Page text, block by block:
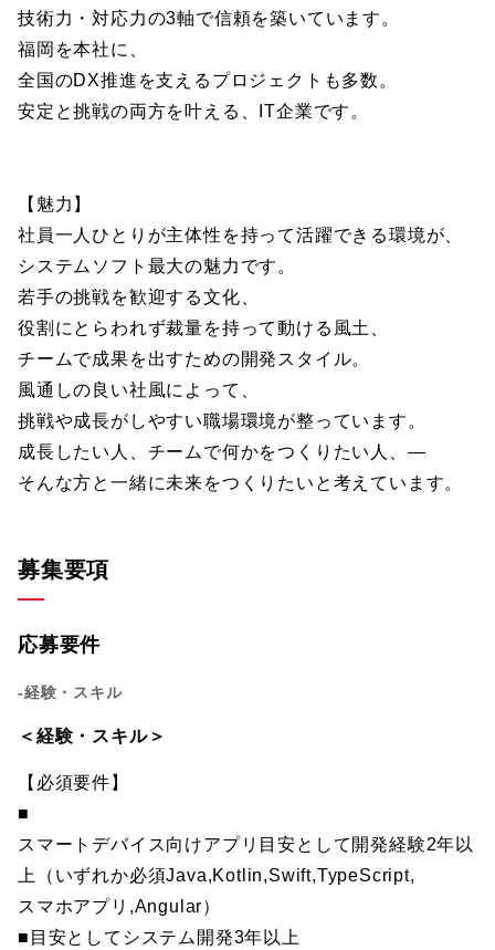
技術力・対応力の3軸で信頼を築いています。
福岡を本社に、
全国のDX推進を支えるプロジェクトも多数。
安定と挑戦の両方を叶える、IT企業です。
【魅力】
社員一人ひとりが主体性を持って活躍できる環境が、
システムソフト最大の魅力です。
若手の挑戦を歓迎する文化、
役割にとらわれず裁量を持って動ける風土、
チームで成果を出すための開発スタイル。
風通しの良い社風によって、
挑戦や成長がしやすい職場環境が整っています。
成長したい人、チームで何かをつくりたい人、―
そんな方と一緒に未来をつくりたいと考えています。
募集要項
応募要件
-経験・スキル
＜経験・スキル＞
【必須要件】
■
スマートデバイス向けアプリ目安として開発経験2年以
上（いずれか必須Java,Kotlin,Swift,TypeScript,
スマホアプリ,Angular）
■目安としてシステム開発3年以上